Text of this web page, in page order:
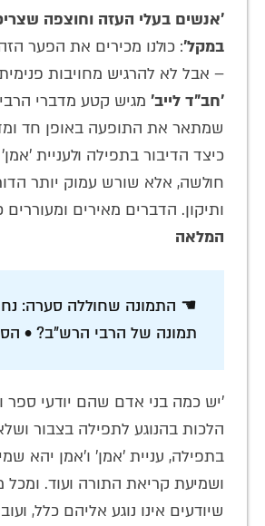
'אנשים בעלי העזה וחוצפה
במקל': כולנו מכירים את הפער
– אבל לא להרגיש מחויבות
'חב"ד לייב' מגיש קטע מדברי
שמתאר את התופעה באופן חד
כיצד הדיבור בתפילה ולעניית
חולשה, אלא שורש עמוק יותר
ותיקון. הדברים מאירים
המלאה
☚ התמונה שחוללה סערה:
תמונה של הרבי הרש"ב? •
'יש כמה בני אדם שהם יודעי ספר
הלכות בהנוגע לתפילה בצבור
בתפילה, עניית 'אמן' ו'אמן יהא
ושמיעת קריאת התורה ועוד. ומכל
שיודעים אינו נוגע אליהם כלל,